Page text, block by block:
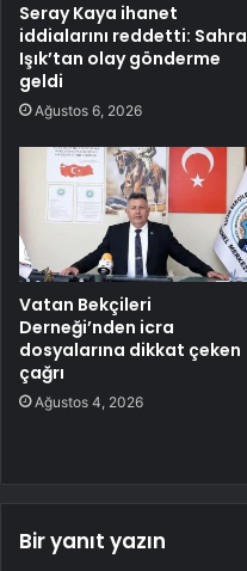
Seray Kaya ihanet
iddialarını reddetti: Sahra
Işık’tan olay gönderme
geldi
Ağustos 6, 2026
Vatan Bekçileri
Derneği’nden icra
dosyalarına dikkat çeken
çağrı
Ağustos 4, 2026
Bir yanıt yazın